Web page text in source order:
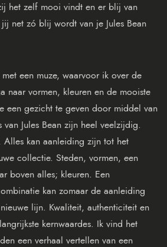
het zelf mooi vindt en er blij van
net zó blij wordt van je Jules Bean
een muze, waarvoor ik over de
naar vormen, kleuren en de mooiste
een gezicht te geven door middel van
Jules Bean zijn heel veelzijdig.
kan aanleiding zijn tot het
collectie. Steden, vormen, een
boven alles; kleuren. Een
kan zomaar de aanleiding
lijn. Kwaliteit, authenticiteit en
kernwaardes. Ik vind het
een verhaal vertellen van een